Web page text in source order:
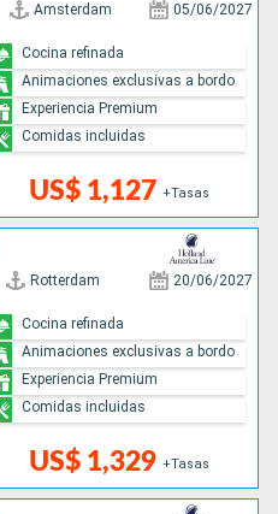
Amsterdam 05/06/2027
US$ 1,127 +Tasas
Cocina refinada
Animaciones exclusivas a bordo
Experiencia Premium
Comidas incluidas
Rotterdam 20/06/2027
US$ 1,329 +Tasas
Cocina refinada
Animaciones exclusivas a bordo
Experiencia Premium
Comidas incluidas